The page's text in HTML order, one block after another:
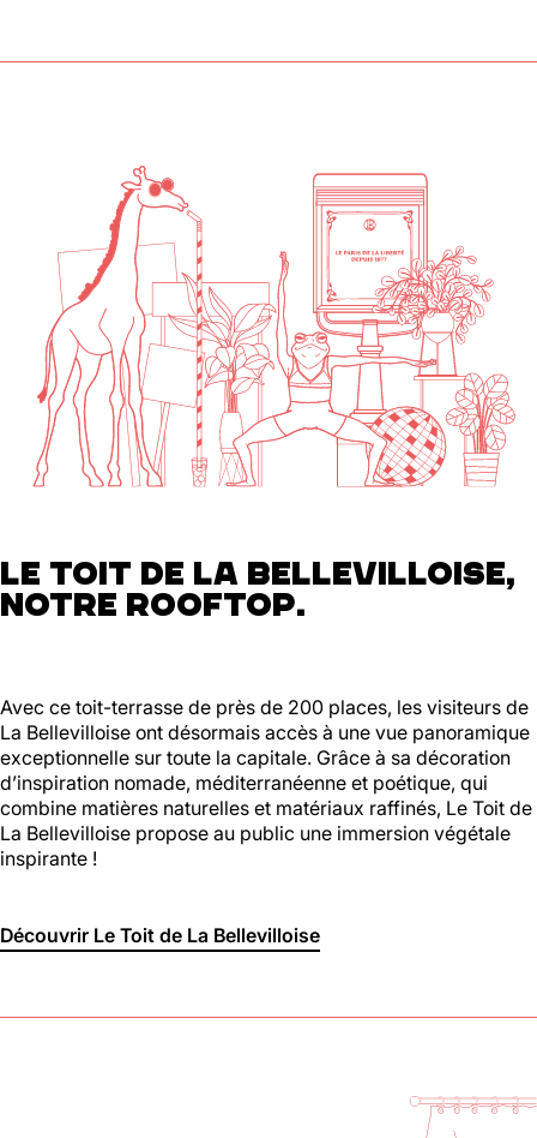
LE TOIT DE LA BELLEVILLOISE,
NOTRE ROOFTOP.
Avec ce toit-terrasse de près de 200 places, les visiteurs de
La Bellevilloise ont désormais accès à une vue panoramique
exceptionnelle sur toute la capitale. Grâce à sa décoration
d’inspiration nomade, méditerranéenne et poétique, qui
combine matières naturelles et matériaux raffinés, Le Toit de
La Bellevilloise propose au public une immersion végétale
inspirante !
Découvrir Le Toit de La Bellevilloise